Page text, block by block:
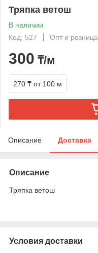
Тряпка ветош
В наличии
Код: 527
Опт и розница
300 ₸/м
270 ₸ от 100 м
Описание Доставка
Описание
Тряпка ветош
Условия доставки